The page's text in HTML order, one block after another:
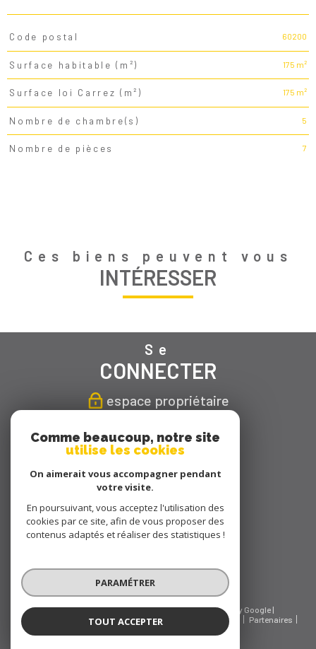
TRAD_PAMPERO_Caracteristique
Code postal 60200
Surface habitable (m²) 175 m²
Surface loi Carrez (m²) 175 m²
Nombre de chambre(s) 5
Nombre de pièces 7
Ces biens peuvent vous
INTÉRESSER
Se
CONNECTER
espace propriétaire
Nous
SUIVRE
Nous
ADHÉRONS
© 2026 | Tous droits réservés | Traduction powered by Google |
Nos honoraires
Plan du site Mentions légales Admin
Partenaires
Cookies
Comme beaucoup, notre site
utilise les cookies
On aimerait vous accompagner pendant
votre visite.
En poursuivant, vous acceptez l'utilisation des
cookies par ce site, afin de vous proposer des
contenus adaptés et réaliser des statistiques !
PARAMÉTRER
TOUT ACCEPTER